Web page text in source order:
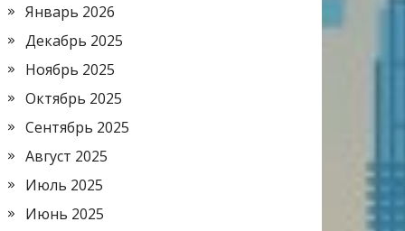
Январь 2026
Декабрь 2025
Ноябрь 2025
Октябрь 2025
Сентябрь 2025
Август 2025
Июль 2025
Июнь 2025